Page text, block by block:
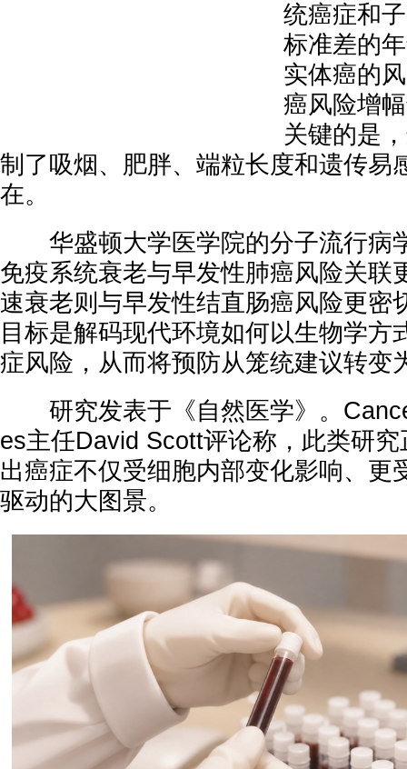
统癌症和
标准差的
实体癌的
癌风险增
关键的是
制了吸烟、肥胖、端粒长度和遗传易
在。
华盛顿大学医学院的分子流行病
免疫系统衰老与早发性肺癌风险关联
速衰老则与早发性结直肠癌风险更密
目标是解码现代环境如何以生物学方
症风险，从而将预防从笼统建议转变
研究发表于《自然医学》。
es主任David Scott评论称，此类研
出癌症不仅受细胞内部变化影响、更
驱动的大图景。